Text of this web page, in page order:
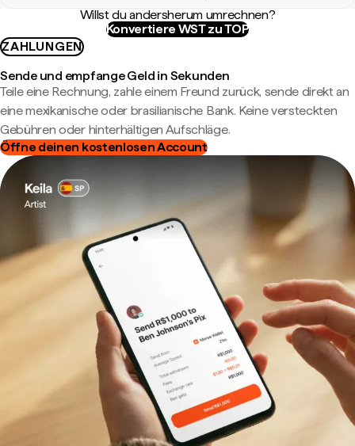
Willst du andersherum umrechnen?
Konvertiere WST zu TOP
ZAHLUNGEN
Sende und empfange Geld in Sekunden
Teile eine Rechnung, zahle einem Freund zurück, sende direkt an
eine mexikanische oder brasilianische Bank. Keine versteckten
Gebühren oder hinterhältigen Aufschläge.
Öffne deinen kostenlosen Account